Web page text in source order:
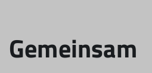
Gemeinsam